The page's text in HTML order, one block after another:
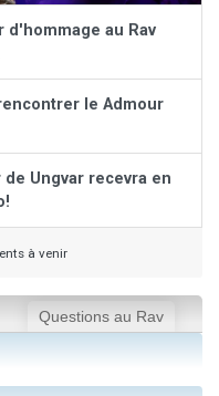
d'hommage au Rav
le Admour
de Ungvar recevra en
à venir
Questions au Rav